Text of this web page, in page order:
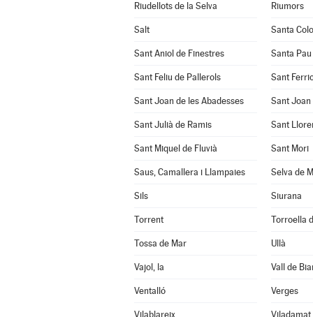
Riudellots de la Selva Riumors
Salt Santa
Sant Aniol de Finestres Santa Pau
Sant Feliu de Pallerols Sant
Sant Joan de les Abadesses Sant Joan
Sant Julià de Ramis Sant
Sant Miquel de Fluvià Sant Mori
Saus, Camallera i Llampaies Selva de
Sils Siurana
Torrent Torroella
Tossa de Mar Ullà
Vajol, la Vall de
Ventalló Verges
Vilablareix Viladamat